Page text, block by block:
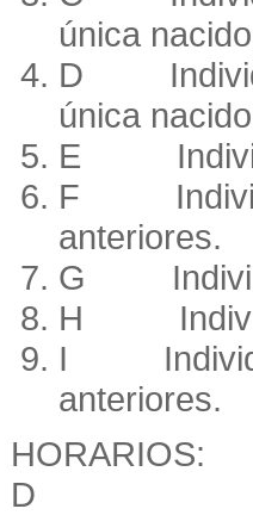
única
D
única
E
F
anteriores.
G
H
I
anteriores.
HORARIOS:
D